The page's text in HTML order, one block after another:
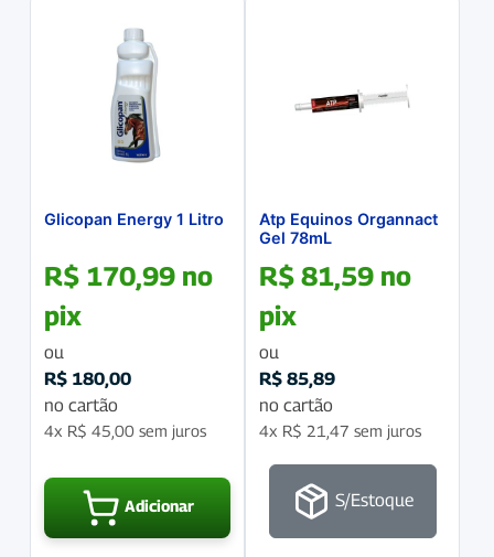
Glicopan Energy 1 Litro
R$ 170,99 no
pix
ou
R$ 180,00
no cartão
4x R$ 45,00 sem juros
Adicionar
Atp Equinos Organnact
Gel 78mL
R$ 81,59 no
pix
ou
R$ 85,89
no cartão
4x R$ 21,47 sem juros
S/Estoque